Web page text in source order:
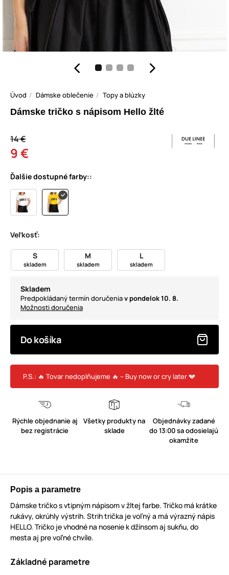
Úvod Dámske oblečenie Topy a blúzky
Dámske tričko s nápisom Hello žlté
14 €
9 €
Ďalšie dostupné farby::
Veľkosť:
S
skladem
M
skladem
L
skladem
Skladem
Predpokládaný termín doručeniav pondelok 10. 8.
Možnosti doručenia
Do košíka
P.S.: 🔥 Tovar nedoplňujeme 🔥 – Buy now or cry later 💔
Rýchle objednanie aj
bez registrácie
Všetky produkty na
sklade
Objednávky zadané
do 13:00 sa odosielajú
okamžite
Popis a parametre
Dámske tričko s vtipným nápisom v žltej farbe. Tričko má krátke
rukávy, okrúhly výstrih. Strih trička je voľný a má výrazný nápis
HELLO. Tričko je vhodné na nosenie k džínsom aj sukňu, do
mesta aj pre voľné chvíle.
Základné parametre